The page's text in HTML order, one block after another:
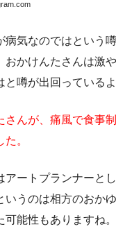
病気なのではという
おかけんたさんは激
と噂が出回っている
さんが、痛風で食事
。
アートプランナーと
いうのは相方のおか
能性もありますね。